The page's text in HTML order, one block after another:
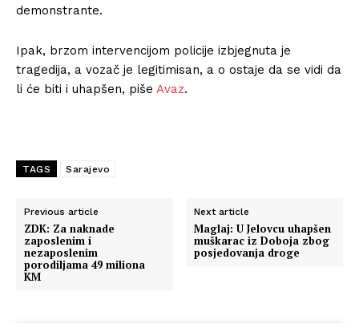
demonstrante.
Ipak, brzom intervencijom policije izbjegnuta je
tragedija, a vozač je legitimisan, a o ostaje da se vidi da
li će biti i uhapšen, piše Avaz.
TAGS Sarajevo
Previous article
ZDK: Za naknade
zaposlenim i
nezaposlenim
porodiljama 49 miliona
KM
Next article
Maglaj: U Jelovcu uhapšen
muškarac iz Doboja zbog
posjedovanja droge